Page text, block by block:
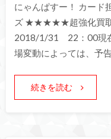
にゃんぱすー！ カード
ズ ★★★★★超強化買
2018/1/31 22：00現
場変動によっては、予
続きを読む